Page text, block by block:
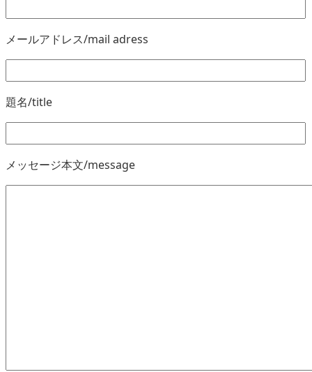
メールアドレス/mail adress
題名/title
メッセージ本文/message